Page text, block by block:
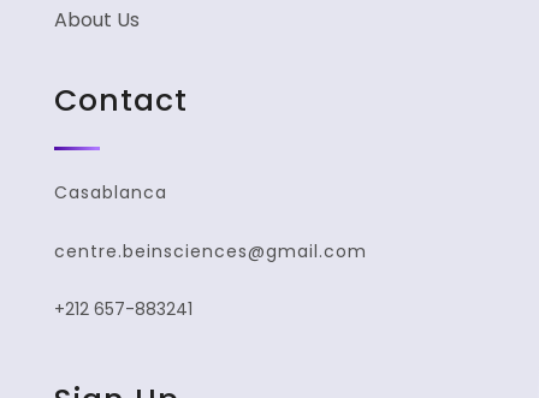
About Us
Contact
Casablanca
centre.beinsciences@gmail.com
+212 657-883241